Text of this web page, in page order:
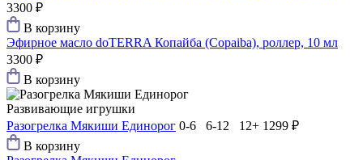
3300 ₽
В корзину
Эфирное масло doTERRA Копайба (Copaiba), роллер, 10 мл
3300 ₽
В корзину
Развивающие игрушки
Разогрелка Мякиши Единорог 0-6 6-12 12+ 1299 ₽
В корзину